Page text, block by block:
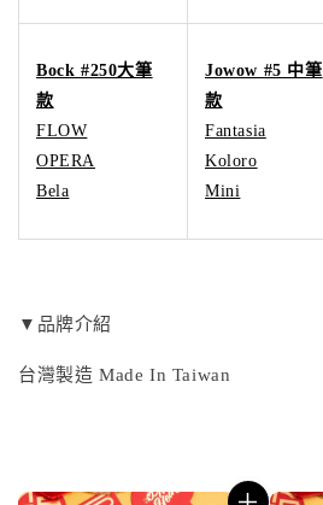
Bock #250大筆
款
FLOW
OPERA
Bela
Jowow #5 中筆
款
Fantasia
Koloro
Mini
▼品牌介紹
台灣製造 Made In Taiwan